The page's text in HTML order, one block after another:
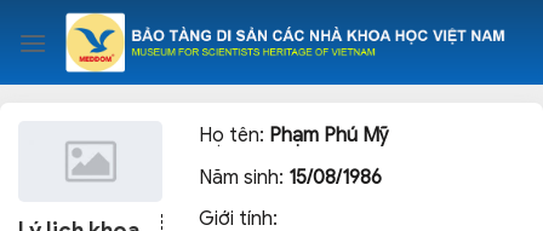
content
Họ tên: Phạm Phú Mỹ
Năm sinh: 15/08/1986
Giới tính: